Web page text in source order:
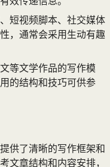
短视频脚本、社交媒体
，通常会采用生动有趣
等文学作品的写作模
的结构和技巧可供参
供了清晰的写作框架和
文章结构和内容安排，